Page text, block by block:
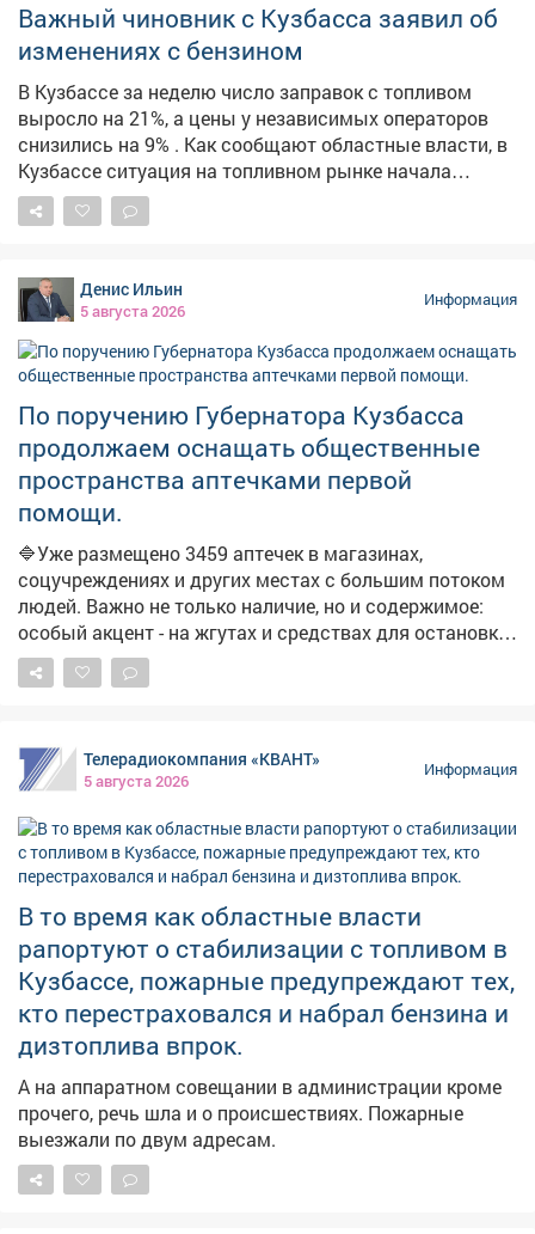
главное - никакой паники! Такие учения проходят у нас
регулярно, чтобы в экстренной ситуации (тьфу-тьфу-
тьфу!) каждый знал, как сохранить жизнь и здоровье.
Безопасность - превыше всего! 💪 #Лагерь
#Безопасность #Эвакуация #ТренировкаМЧС
Важный чиновник с Кузбасса заявил об
изменениях с бензином
В Кузбассе за неделю число заправок с топливом
выросло на 21%, а цены у независимых операторов
снизились на 9% . Как сообщают областные власти, в
Кузбассе ситуация на топливном рынке начала
стабилизироваться. По их данным, за неделю
количество АЗС, на которых есть топливо, выросло на
операторов снизились на 9%. На штабе обсудили
текущую обстановку и отметили, что ажиотажный
спрос удалось снять, очереди на заправках
сократились. Для дальнейшей стабилизации
налаживается координация между независимыми
сетями, производителями и логистическими
операторами. Власти фиксируют жалобы из
отдельных поселений на отсутствие топлива. Главам
поручено отслеживать каждый сигнал и оперативно
отрабатывать проблемные точки. В ближайшие дни
повысит долю работающих АЗС. Запас топлива для
уборочной кампании уже сформирован, утверждён
чёткий график поставок.
Денис Ильин
5 августа 2026
Информация
По поручению Губернатора Кузбасса
продолжаем оснащать общественные
пространства аптечками первой
помощи.
🔷Уже размещено 3459 аптечек в магазинах,
соцучреждениях и других местах с большим потоком
людей. Важно не только наличие, но и содержимое:
особый акцент - на жгутах и средствах для остановки
кровотечений. ➡️Параллельно продолжаем
мониторинг укрытий. На фото - укрытия в
Телерадиокомпания «КВАНТ»
5 августа 2026
Информация
В то время как областные власти
рапортуют о стабилизации с топливом в
Кузбассе, пожарные предупреждают тех,
кто перестраховался и набрал бензина и
дизтоплива впрок.
А на аппаратном совещании в администрации кроме
прочего, речь шла и о происшествиях. Пожарные
выезжали по двум адресам.